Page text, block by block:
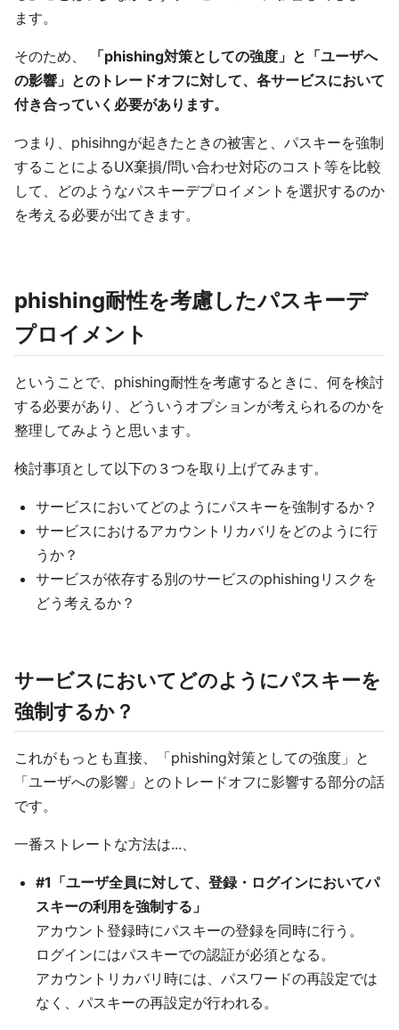
ます。
そのため、
「phishing対策としての強度」と「ユーザへ
の影響」とのトレードオフに対して、各サービスにおいて
付き合っていく必要があります。
つまり、phisihngが起きたときの被害と、パスキーを強制
することによるUX棄損/問い合わせ対応のコスト等を比較
して、どのようなパスキーデプロイメントを選択するのか
を考える必要が出てきます。
phishing耐性を考慮したパスキーデ
プロイメント
ということで、phishing耐性を考慮するときに、何を検討
する必要があり、どういうオプションが考えられるのかを
整理してみようと思います。
検討事項として以下の３つを取り上げてみます。
サービスにおいてどのようにパスキーを強制するか？
サービスにおけるアカウントリカバリをどのように行
うか？
サービスが依存する別のサービスのphishingリスクを
どう考えるか？
サービスにおいてどのようにパスキーを
強制するか？
これがもっとも直接、「phishing対策としての強度」と
「ユーザへの影響」とのトレードオフに影響する部分の話
です。
一番ストレートな方法は...、
#1「ユーザ全員に対して、登録・ログインにおいてパ
スキーの利用を強制する」
アカウント登録時にパスキーの登録を同時に行う。
ログインにはパスキーでの認証が必須となる。
アカウントリカバリ時には、パスワードの再設定では
なく、パスキーの再設定が行われる。